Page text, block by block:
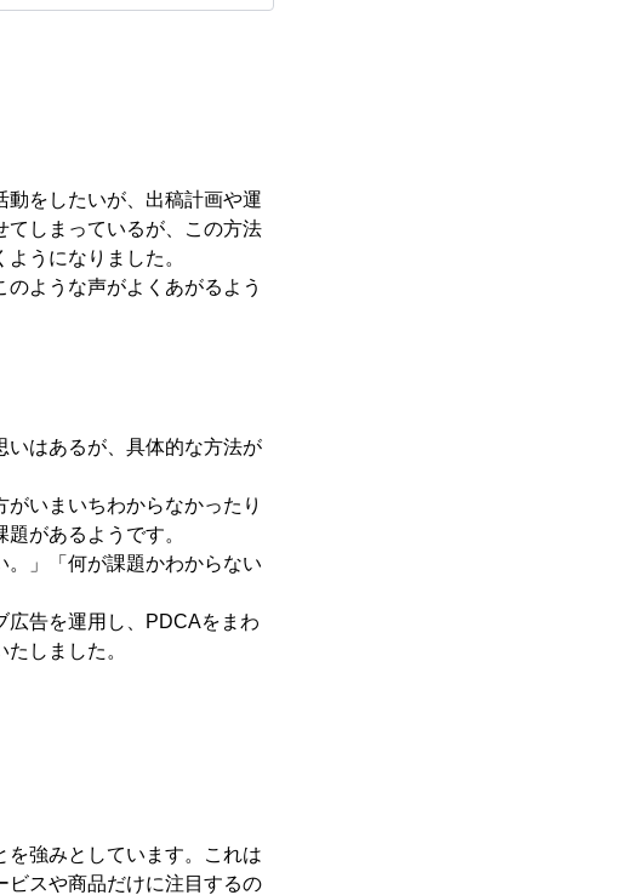
動をしたいが、出稿計画や運
てしまっているが、この方法
うになりました。
ような声がよくあがるよう
いはあるが、具体的な方法が
いまいちわからなかったり
があるようです。
」「何が課題かわからない
広告を運用し、PDCAをまわ
しました。
強みとしています。これは
ビスや商品だけに注目するの